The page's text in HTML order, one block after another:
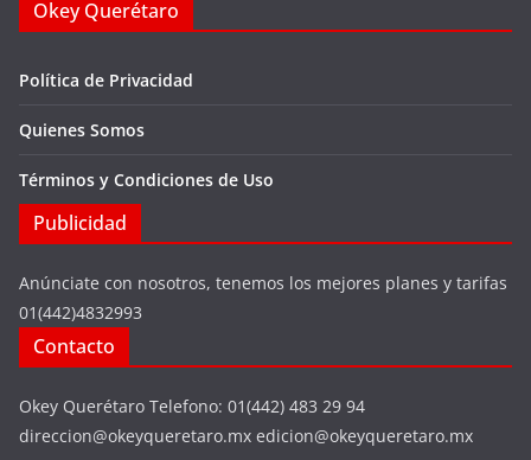
Okey Querétaro
Política de Privacidad
Quienes Somos
Términos y Condiciones de Uso
Publicidad
Anúnciate con nosotros, tenemos los mejores planes y tarifas
01(442)4832993
Contacto
Okey Querétaro Telefono: 01(442) 483 29 94
direccion@okeyqueretaro.mx edicion@okeyqueretaro.mx